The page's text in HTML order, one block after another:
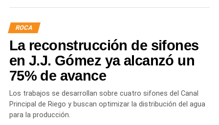
ROCA
La reconstrucción de sifones
en J.J. Gómez ya alcanzó un
75% de avance
Los trabajos se desarrollan sobre cuatro sifones del Canal
Principal de Riego y buscan optimizar la distribución del agua
para la producción.